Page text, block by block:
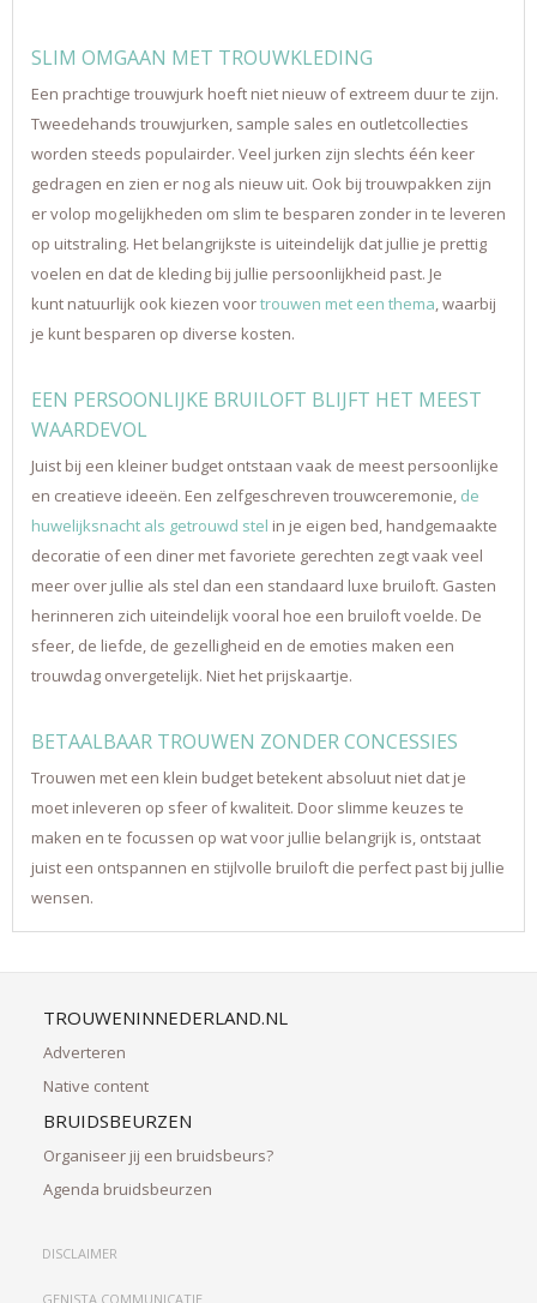
SLIM OMGAAN MET TROUWKLEDING
Een prachtige trouwjurk hoeft niet nieuw of extreem duur te zijn.
Tweedehands trouwjurken, sample sales en outletcollecties
worden steeds populairder. Veel jurken zijn slechts één keer
gedragen en zien er nog als nieuw uit. Ook bij trouwpakken zijn
er volop mogelijkheden om slim te besparen zonder in te leveren
op uitstraling. Het belangrijkste is uiteindelijk dat jullie je prettig
voelen en dat de kleding bij jullie persoonlijkheid past. Je
kunt natuurlijk ook kiezen voortrouwen met een thema, waarbij
je kunt besparen op diverse kosten.
EEN PERSOONLIJKE BRUILOFT BLIJFT HET MEEST
WAARDEVOL
Juist bij een kleiner budget ontstaan vaak de meest persoonlijke
en creatieve ideeën. Een zelfgeschreven trouwceremonie, de
huwelijksnacht als getrouwd stel in je eigen bed, handgemaakte
decoratie of een diner met favoriete gerechten zegt vaak veel
meer over jullie als stel dan een standaard luxe bruiloft. Gasten
herinneren zich uiteindelijk vooral hoe een bruiloft voelde. De
sfeer, de liefde, de gezelligheid en de emoties maken een
trouwdag onvergetelijk. Niet het prijskaartje.
BETAALBAAR TROUWEN ZONDER CONCESSIES
Trouwen met een klein budget betekent absoluut niet dat je
moet inleveren op sfeer of kwaliteit. Door slimme keuzes te
maken en te focussen op wat voor jullie belangrijk is, ontstaat
juist een ontspannen en stijlvolle bruiloft die perfect past bij jullie
wensen.
TROUWENINNEDERLAND.NL
Adverteren
Native content
BRUIDSBEURZEN
Organiseer jij een bruidsbeurs?
Agenda bruidsbeurzen
DISCLAIMER
GENISTA COMMUNICATIE